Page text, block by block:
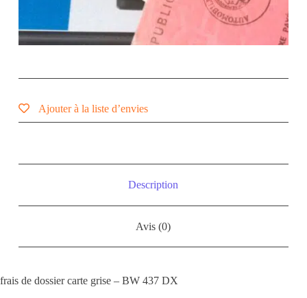
Ajouter à la liste d’envies
Description
Avis (0)
frais de dossier carte grise – BW 437 DX